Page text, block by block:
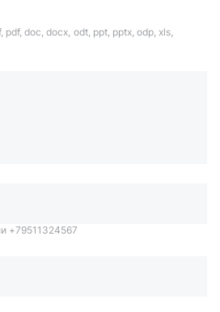
doc, docx, odt, ppt, pptx, odp, xls,
+79511324567
Отправить